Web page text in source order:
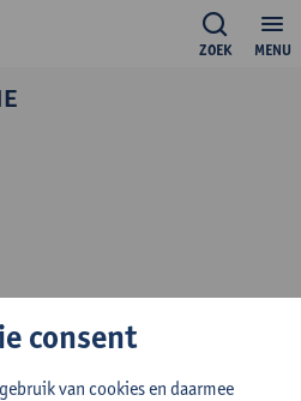
MENU
ZOEK
De
consent
van cookies en daarmee